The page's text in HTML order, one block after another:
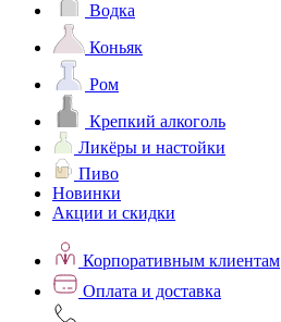
Водка
Коньяк
Ром
Крепкий алкоголь
Ликёры и настойки
Пиво
Новинки
Акции и скидки
Корпоративным клиентам
Оплата и доставка